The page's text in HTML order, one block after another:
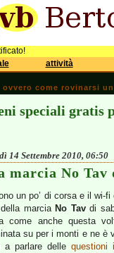
attività
ovvero come rovinarsi
speciali gratis
14 Settembre 2010, 06:50
marcia No Tav
un po’ di corsa e il wi-
marcia No Tavdi
come anche questa
su per i monti e ne è
a parlare delle